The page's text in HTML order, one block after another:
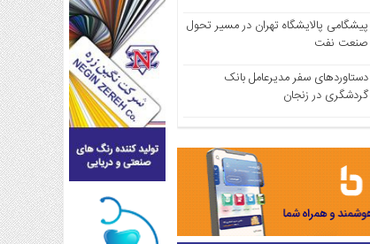
پیشگامی پالایشگاه تهران در مسیر تحول
صنعت نفت
دستاوردهای سفر مدیرعامل بانک
گردشگری در زنجان